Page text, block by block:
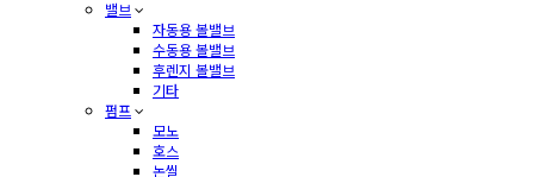
밸브
자동용 볼밸브
수동용 볼밸브
후렌지 볼밸브
기타
펌프
모노
호스
논씰